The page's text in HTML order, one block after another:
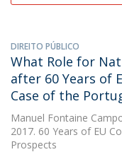
DIREITO PÚBLICO
What Role for
after 60 Years of
Case of the
Manuel Fontaine
2017. 60 Years of EU
Prospects